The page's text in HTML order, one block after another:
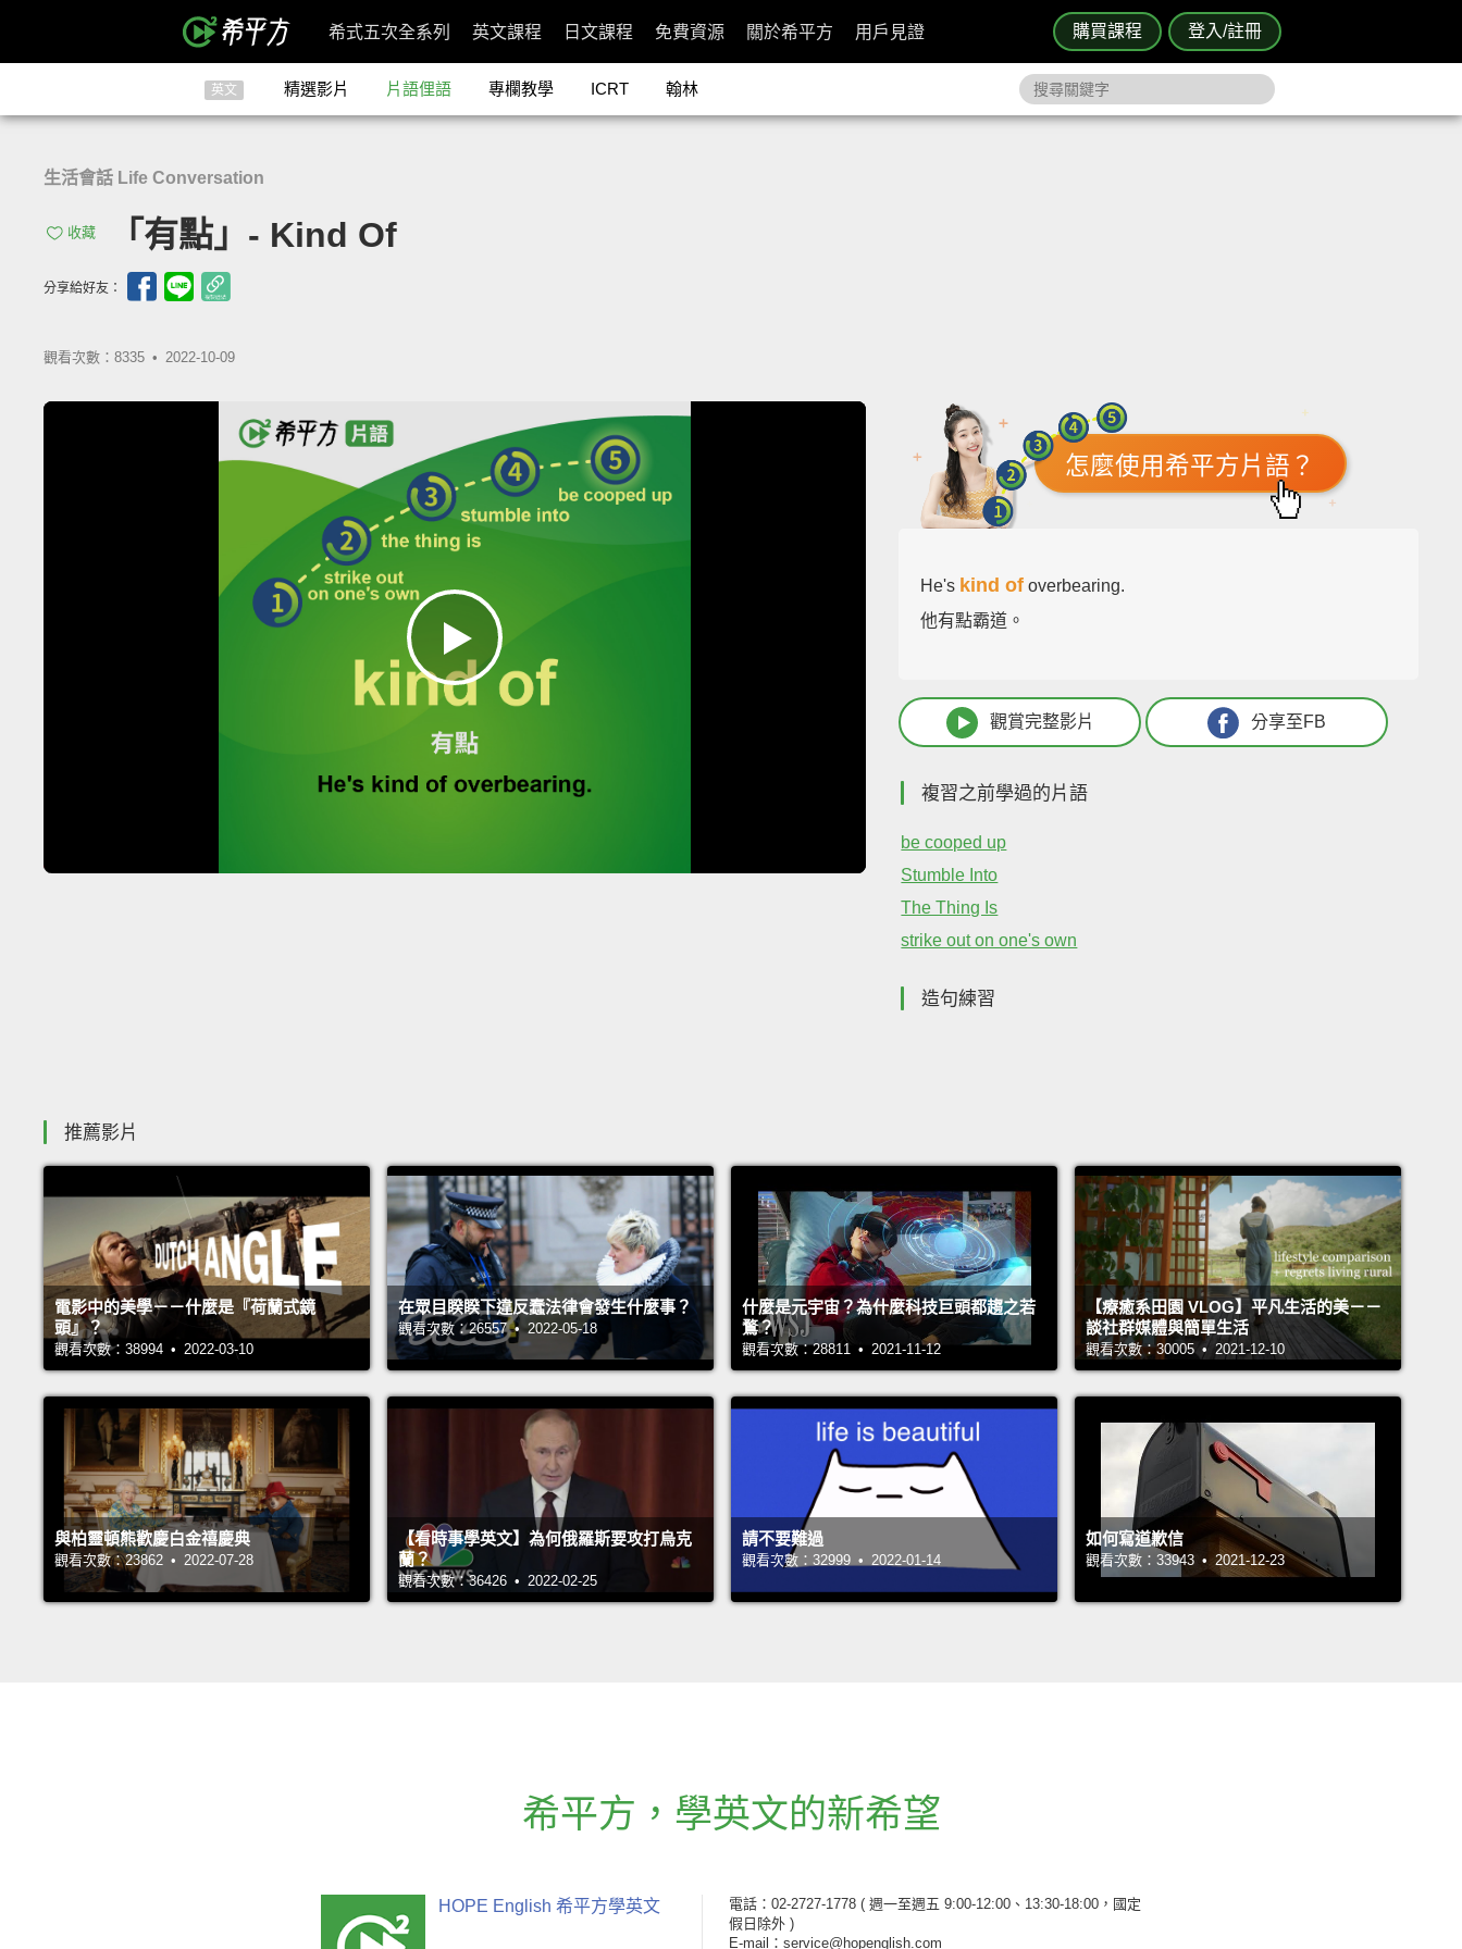
購買課程 登入/註冊
希式五次全系列 英文課程 日文課程 免費資源 關於希平方 用戶見證
英文 精選影片 片語俚語 專欄教學 ICRT 翰林
生活會話 Life Conversation
收藏 「有點」- Kind Of
分享給好友：
觀看次數：8335 • 2022-10-09
怎麼使用希平方片語？
He's kind of overbearing.
他有點霸道。
觀賞完整影片 分享至FB
複習之前學過的片語
be cooped up
Stumble Into
The Thing Is
strike out on one's own
造句練習
推薦影片
電影中的美學－－什麼是『荷蘭式鏡
頭』？
觀看次數：38994 • 2022-03-10
在眾目睽睽下違反蠢法律會發生什麼事？
觀看次數：26557 • 2022-05-18
什麼是元宇宙？為什麼科技巨頭都趨之若
鶩？
觀看次數：28811 • 2021-11-12
【療癒系田園 VLOG】平凡生活的美－－
談社群媒體與簡單生活
觀看次數：30005 • 2021-12-10
與柏靈頓熊歡慶白金禧慶典
觀看次數：23862 • 2022-07-28
【看時事學英文】為何俄羅斯要攻打烏克
蘭？
觀看次數：36426 • 2022-02-25
請不要難過
觀看次數：32999 • 2022-01-14
如何寫道歉信
觀看次數：33943 • 2021-12-23
希平方 ， 學英文的新希望
HOPE English 希平方學英文 電話：02-2727-1778 ( 週一至週五 9:00-12:00、13:30-18:00，國定
假日除外 )
E-mail：service@hopenglish.com